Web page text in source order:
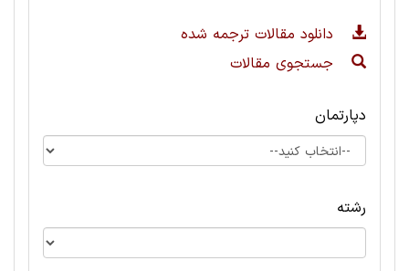
دانلود مقالات ترجمه شده
جستجوی مقالات
دپارتمان
رشته